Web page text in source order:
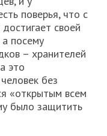
поверья, что с
своей
посему
– хранителей
это
без
«открытым всем
было защитить